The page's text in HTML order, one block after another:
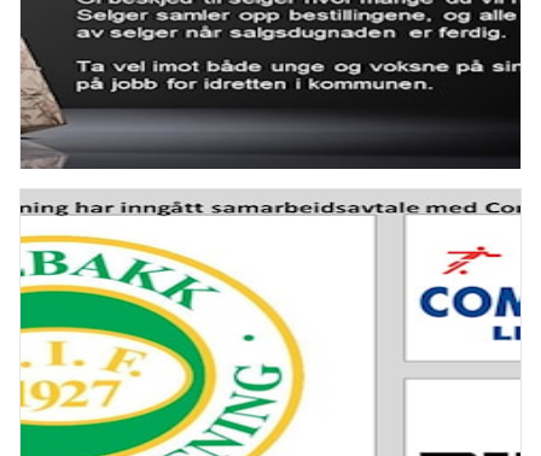
Bambusa våren 2023
EIF er i gang med vårens flotteste sokke dugnad. Våre
medlemmer selger nå Bambusa sokker. Vet at mange
ønsker seg disse, ta kontakt med et medlem i EIF, eller
legg igj